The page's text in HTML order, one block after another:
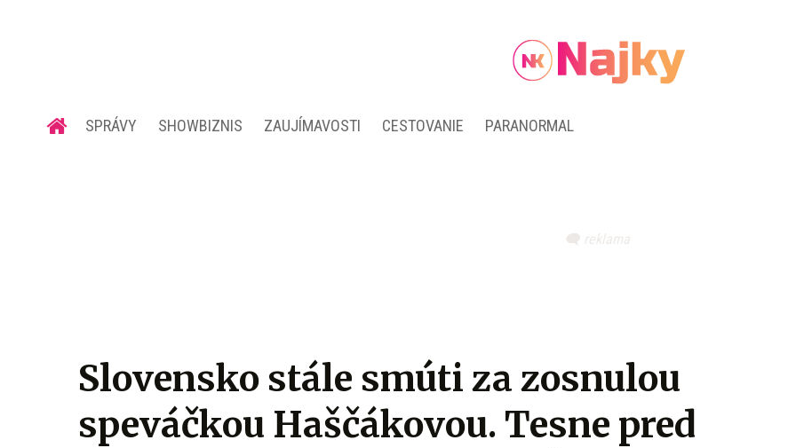
SPRÁVY SHOWBIZNIS ZAUJÍMAVOSTI CESTOVANIE PARANORMAL
Slovensko stále smúti za zosnulou
speváčkou Haščákovou. Tesne pred